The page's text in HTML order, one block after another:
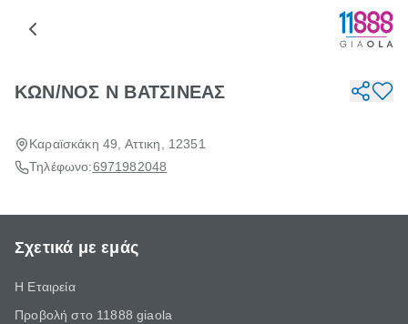
ΚΩΝ/ΝΟΣ Ν ΒΑΤΣΙΝΕΑΣ
Καραϊσκάκη 49, Αττικη, 12351
Τηλέφωνο:6971982048
Σχετικά με εμάς
Η Εταιρεία
Προβολή στο 11888 giaola